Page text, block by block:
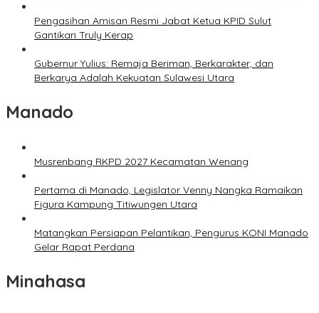
Pengasihan Amisan Resmi Jabat Ketua KPID Sulut
Gantikan Truly Kerap
Gubernur Yulius: Remaja Beriman, Berkarakter, dan
Berkarya Adalah Kekuatan Sulawesi Utara
Manado
Musrenbang RKPD 2027 Kecamatan Wenang
Pertama di Manado, Legislator Venny Nangka Ramaikan
Figura Kampung Titiwungen Utara
Matangkan Persiapan Pelantikan, Pengurus KONI Manado
Gelar Rapat Perdana
Minahasa